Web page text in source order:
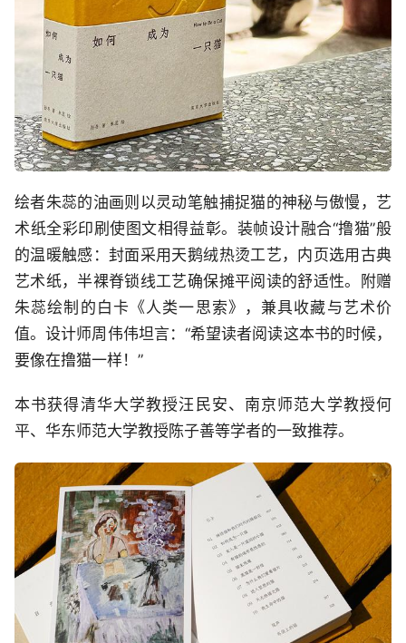
绘者朱蕊的油画则以灵动笔触捕捉猫的神秘与傲慢，艺
术纸全彩印刷使图文相得益彰。装帧设计融合“撸猫”般
的温暖触感：封面采用天鹅绒热烫工艺，内页选用古典
艺术纸，半裸脊锁线工艺确保摊平阅读的舒适性。附赠
朱蕊绘制的白卡《人类一思索》，兼具收藏与艺术价
值。设计师周伟伟坦言：“希望读者阅读这本书的时候，
要像在撸猫一样！”
本书获得清华大学教授汪民安、南京师范大学教授何
平、华东师范大学教授陈子善等学者的一致推荐。